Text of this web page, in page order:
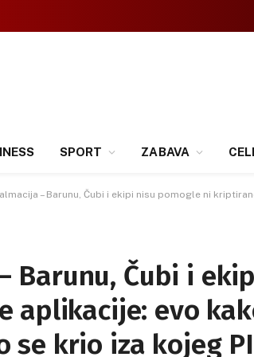
SPORT ZABAVA
– Barunu, Čubi i ekipi nisu pomogle ni
Barunu, Čubi i
aplikacije: evo
se krio iza kojeg